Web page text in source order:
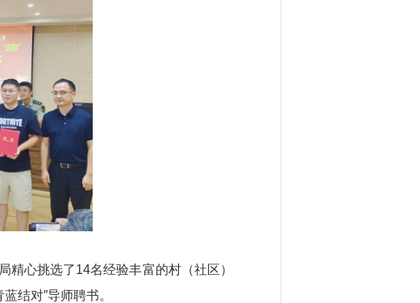
精心挑选了14名经验丰富的村（社区）
结对”导师聘书。